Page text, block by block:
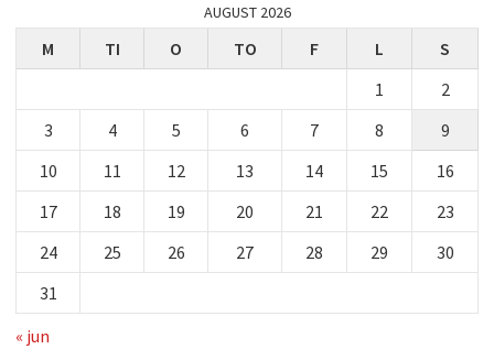
AUGUST 2026
M TI O TO F L
S
1
2
3
4 5 6 7 8
9
10
11 12 13 14 15
16
17
18 19 20 21 22
23
24
25 26 27 28 29
30
31
« jun